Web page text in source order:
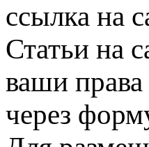
ссылка на
Статьи на
ваши
через